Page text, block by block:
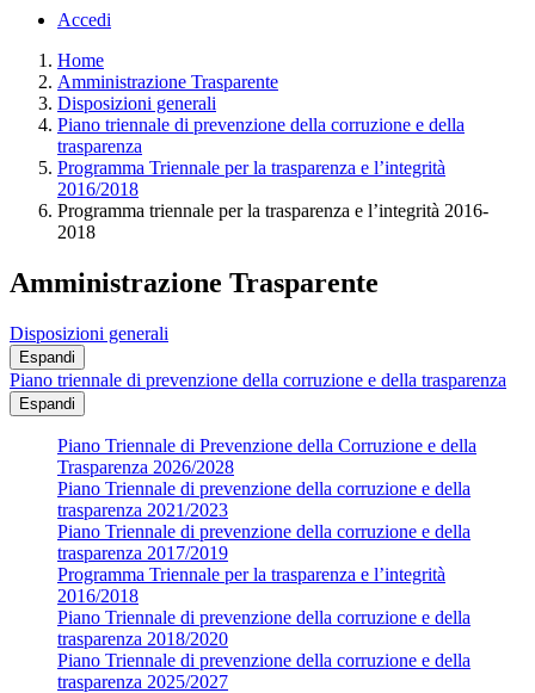
Accedi
Home
Amministrazione Trasparente
Disposizioni generali
Piano triennale di prevenzione della corruzione e della
trasparenza
Programma Triennale per la trasparenza e l’integrità
2016/2018
Programma triennale per la trasparenza e l’integrità 2016-
2018
Amministrazione Trasparente
Disposizioni generali
Espandi
Piano triennale di prevenzione della corruzione e della trasparenza
Espandi
Piano Triennale di Prevenzione della Corruzione e della
Trasparenza 2026/2028
Piano Triennale di prevenzione della corruzione e della
trasparenza 2021/2023
Piano Triennale di prevenzione della corruzione e della
trasparenza 2017/2019
Programma Triennale per la trasparenza e l’integrità
2016/2018
Piano Triennale di prevenzione della corruzione e della
trasparenza 2018/2020
Piano Triennale di prevenzione della corruzione e della
trasparenza 2025/2027